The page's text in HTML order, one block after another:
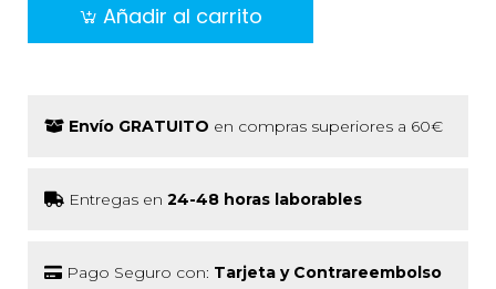
Añadir al carrito
Envío GRATUITO en compras superiores a 60€
Entregas en 24-48 horas laborables
Pago Seguro con: Tarjeta y Contrareembolso